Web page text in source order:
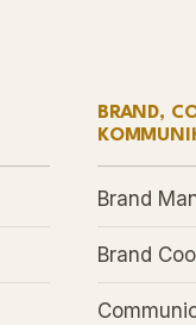
BRAND,
Brand
Brand